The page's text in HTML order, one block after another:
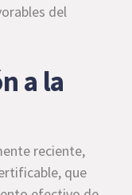
del
a la
reciente,
que